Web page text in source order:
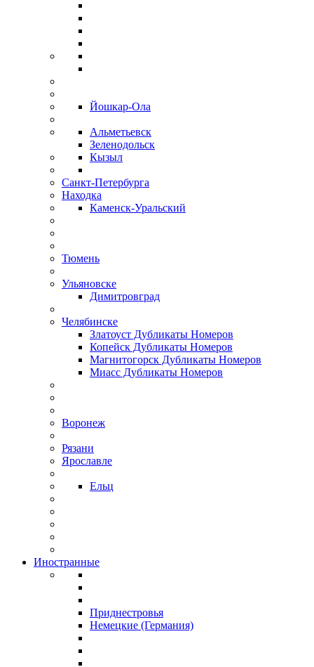
Йошкар-Ола
Альметьевск
Зеленодольск
Кызыл
Санкт-Петербурга
Находка
Каменск-Уральский
Тюмень
Ульяновске
Димитровград
Челябинске
Златоуст Дубликаты Номеров
Копейск Дубликаты Номеров
Магнитогорск Дубликаты Номеров
Миасс Дубликаты Номеров
Воронеж
Рязани
Ярославле
Ельц
Иностранные
Приднестровья
Немецкие (Германия)